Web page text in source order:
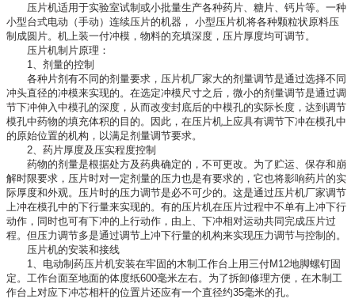
压片机适用于实验室试制或小批量生产各种药片、糖片、钙片等。一种
小型台式电动（手动）连续压片的机器， 小型压片机将各种颗粒状原料压
制成圆片。机上装一付冲模，物料的充填深度，压片厚度均可调节。
压片机制片原理：
1、剂量的控制
各种片剂有不同的剂量要求，压片机厂家大的剂量调节是通过选择不同
冲头直径的冲模来实现的。在选定冲模尺寸之后，微小的剂量调节是通过调
节下冲伸入中模孔的深度，从而改变封底后的中模孔的实际长度，达到调节
模孔中药物的填充体积的目的。因此，在压片机上应具有调节下冲在模孔中
的原始位置的机构，以满足剂量调节要求。
2、药片厚度及压实程度控制
药物的剂量是根据处方及药典确定的，不可更改。为了贮运、保存和崩
解时限要求，压片时对一定剂量的压力也是有要求的，它也将影响药片的实
际厚度和外观。压片时的压力调节是必不可少的。这是通过压片机厂家调节
上冲在模孔中的下行量来实现的。有的压片机在压片过程中不单有上冲下行
动作，同时也可有下冲的上行动作，由上、下冲相对运动共同完成压片过
程。但压力调节多是通过调节上冲下行量的机构来实现压力调节与控制的。
压片机的安装和接线
1、电动制药压片机安装在牢固的木制工作台上用三付M12地脚螺钉固
定。工作台面至地面的体度纸600毫米左右。为了拆卸修理方便，在木制工
作台上对应下冲芯相杆的位置片还应有一个直径约35毫米的孔。